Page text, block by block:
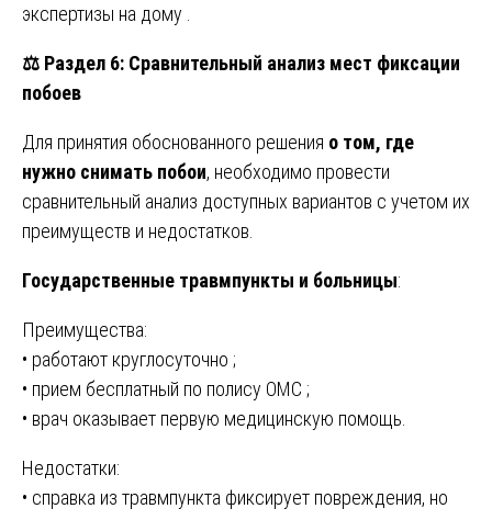
экспертизы на дому .
⚖️ Раздел 6: Сравнительный анализ мест фиксации
побоев
Для принятия обоснованного решения о том, где
нужно снимать побои, необходимо провести
сравнительный анализ доступных вариантов с учетом их
преимуществ и недостатков.
Государственные травмпункты и больницы:
Преимущества:
• работают круглосуточно ;
• прием бесплатный по полису ОМС ;
• врач оказывает первую медицинскую помощь.
Недостатки:
• справка из травмпункта фиксирует повреждения, но